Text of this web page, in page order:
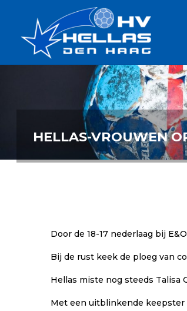
HELLAS-VROUWEN
Door de 18-17 nederlaag bij
Bij de rust keek de ploeg van
Hellas miste nog steeds Talisa
Met een uitblinkende keepster